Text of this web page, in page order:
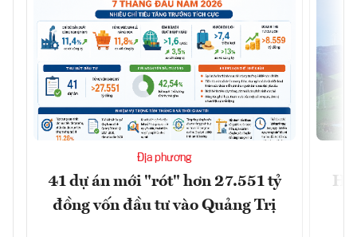
Địa phương
41 dự án mới "rót" hơn 27.551 tỷ
đồng vốn đầu tư vào Quảng Trị
Hà